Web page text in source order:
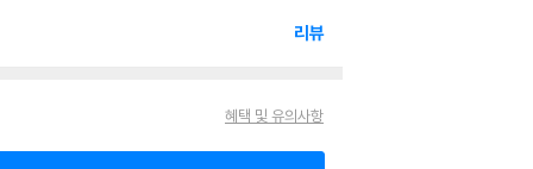
리뷰
혜택 및 유의사항